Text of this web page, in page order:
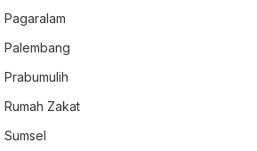
Pagaralam
Palembang
Prabumulih
Rumah Zakat
Sumsel